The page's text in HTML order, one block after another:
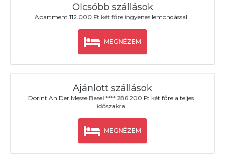
Olcsóbb szállások
Apartment 112.000 Ft két főre ingyenes lemondással
MEGNÉZEM
Ajánlott szállások
Dorint An Der Messe Basel **** 286.200 Ft két főre a teljes
időszakra
MEGNÉZEM